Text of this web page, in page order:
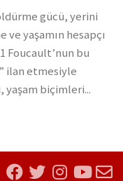
gücü, yerini
yaşamın hesapçı
Foucault’nun bu
ilan etmesiyle
yaşam biçimleri...